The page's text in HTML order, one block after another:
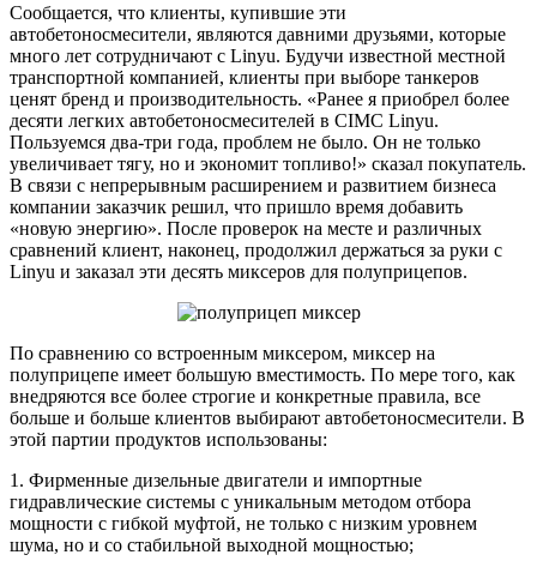
Сообщается, что клиенты, купившие эти
автобетоносмесители, являются давними друзьями, которые
много лет сотрудничают с Linyu. Будучи известной местной
транспортной компанией, клиенты при выборе танкеров
ценят бренд и производительность. «Ранее я приобрел более
десяти легких автобетоносмесителей в CIMC Linyu.
Пользуемся два-три года, проблем не было. Он не только
увеличивает тягу, но и экономит топливо!» сказал покупатель.
В связи с непрерывным расширением и развитием бизнеса
компании заказчик решил, что пришло время добавить
«новую энергию». После проверок на месте и различных
сравнений клиент, наконец, продолжил держаться за руки с
Linyu и заказал эти десять миксеров для полуприцепов.
По сравнению со встроенным миксером, миксер на
полуприцепе имеет большую вместимость. По мере того, как
внедряются все более строгие и конкретные правила, все
больше и больше клиентов выбирают автобетоносмесители. В
этой партии продуктов использованы:
1. Фирменные дизельные двигатели и импортные
гидравлические системы с уникальным методом отбора
мощности с гибкой муфтой, не только с низким уровнем
шума, но и со стабильной выходной мощностью;